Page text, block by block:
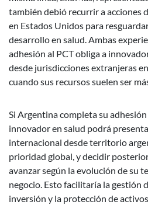
también debió recurrir a acciones
en Estados Unidos para
desarrollo en salud. Ambas
adhesión al PCT obliga a
desde jurisdicciones extranjeras
cuando sus recursos suelen ser
Si Argentina completa su
innovador en salud podrá
internacional desde territorio
prioridad global, y decidir
avanzar según la evolución de su
negocio. Esto facilitaría la gestión
inversión y la protección de